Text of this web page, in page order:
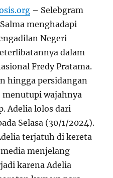
– Selebgram
menghadapi
Negeri
dalam
Fredy Pratama.
hingga persidangan
wajahnya
Adelia lolos dari
Selasa (30/1/2024).
terjatuh di kereta
menjelang
karena Adelia